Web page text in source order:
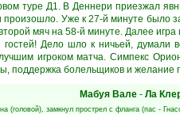
туре Д1. В Деннери приезжал
произошло. Уже к 27-й минуте было
мяч на 58-й минуте. Далее
Дело шло к ничьей, думали
игроком матча. Симпекс
поддержка болельщиков и желание
Мабуя Вале- Ла
(головой), замкнул прострел с фланга (пас -